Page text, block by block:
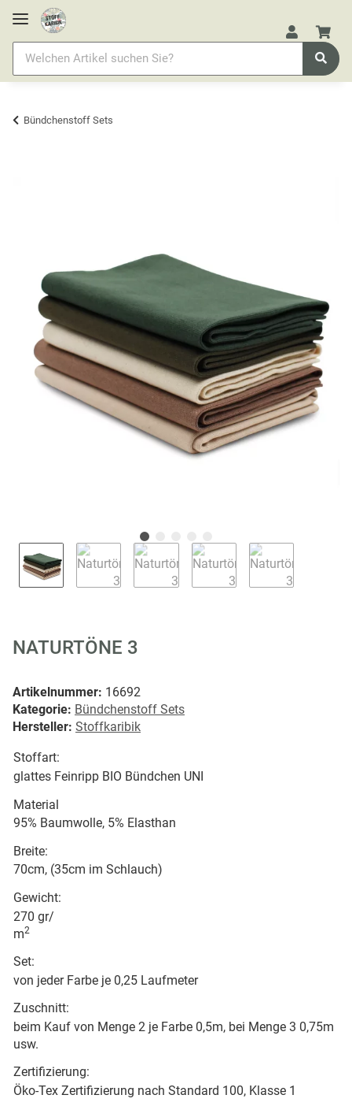
Bündchenstoff Sets
NATURTÖNE 3
Artikelnummer: 16692
Kategorie: Bündchenstoff Sets
Hersteller: Stoffkaribik
Stoffart:
glattes Feinripp BIO Bündchen UNI
Material
95% Baumwolle, 5% Elasthan
Breite:
70cm, (35cm im Schlauch)
Gewicht:
270 gr/
m2
Set:
von jeder Farbe je 0,25 Laufmeter
Zuschnitt:
beim Kauf von Menge 2 je Farbe 0,5m, bei Menge 3 0,75m
usw.
Zertifizierung:
Öko-Tex Zertifizierung nach Standard 100, Klasse 1